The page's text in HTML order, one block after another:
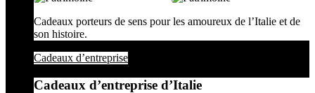
Cadeaux porteurs de sens pour les amoureux de l’Italie et de
son histoire.
Cadeaux d’entreprise
Cadeaux d’entreprise d’Italie